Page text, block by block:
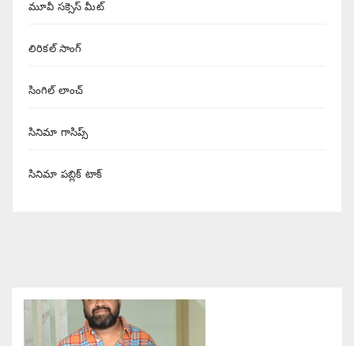
మూవీ సక్సెస్ మీట్
లిరికల్ సాంగ్
సింగిల్ లాంచ్
సినిమా గాసిప్స్
సినిమా పబ్లిక్ టాక్